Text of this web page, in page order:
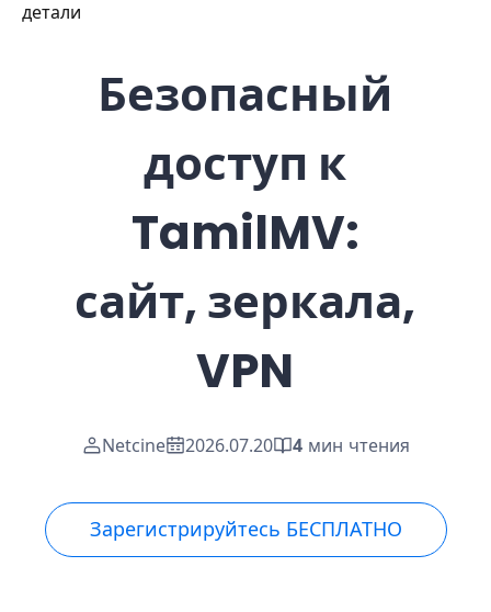
детали
Безопасный
доступ к
TamilMV:
сайт, зеркала,
VPN
Netcine 2026.07.20 4 мин чтения
Зарегистрируйтесь БЕСПЛАТНО